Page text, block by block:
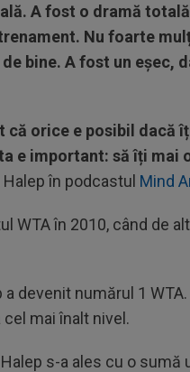
A fost o dramă
Nu foarte
bine. A fost un eșec,
că orice e posibil dacă
e important: să îți mai
Halep în podcastul Mind
WTA în 2010, când de
devenit numărul 1
mai înalt nivel.
s-a ales cu o sumă